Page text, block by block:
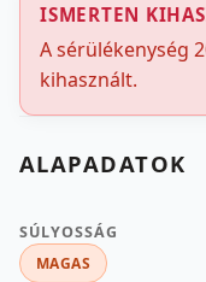
ISMERTEN
A sérülékenység
kihasznált.
ALAPADATOK
SÚLYOSSÁG
MAGAS